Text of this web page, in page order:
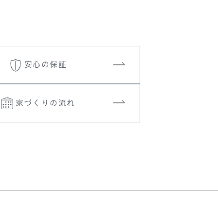
安心の保証
家づくりの流れ